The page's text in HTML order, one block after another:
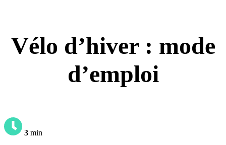
Vélo d’hiver : mode
d’emploi
3 min